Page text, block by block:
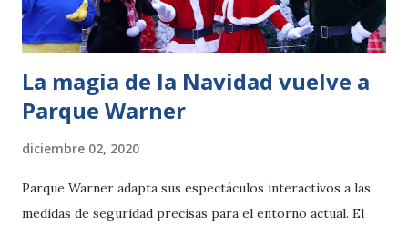
prioridad es la salud de todas las personas, pero los niños y
niñas seguirán siendo los protagonistas. De...
La magia de la Navidad vuelve a
Parque Warner
diciembre 02, 2020
Parque Warner adapta sus espectáculos interactivos a las
medidas de seguridad precisas para el entorno actual. El